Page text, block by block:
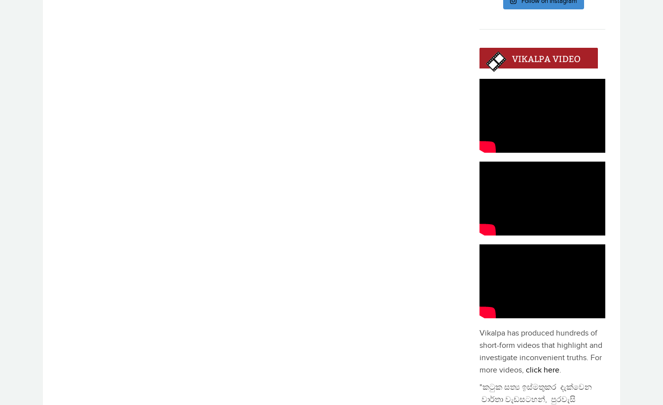
Vikalpa has produced hundreds of
short-form videos that highlight and
investigate inconvenient truths. For
more videos, click here.
"කටුක සත්‍ය ඉස්මතුකර දැක්වෙන
වාර්තා වැඩසටහන්, පුරවැසි